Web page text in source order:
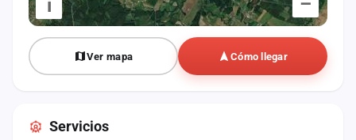
i
Ver mapa Cómo llegar
Servicios